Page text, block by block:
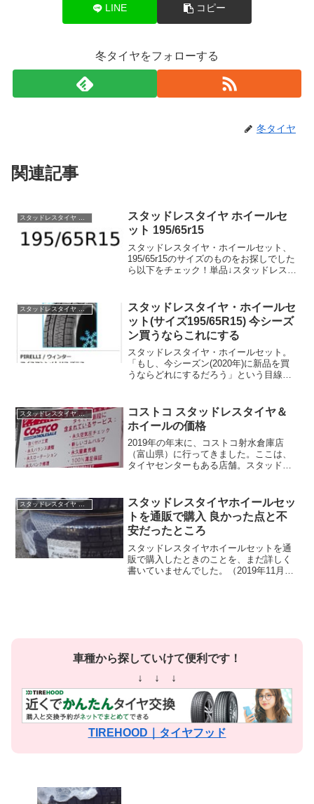
LINE コピー
冬タイヤをフォローする
冬タイヤ
関連記事
スタッドレスタイヤ ホイールセット 195/65r15
スタッドレスタイヤ ホイールセ
ット 195/65r15
スタッドレスタイヤ・ホイールセット、
195/65r15のサイズのものをお探しでした
ら以下をチェック！単品↓スタッドレスタ
ッドレスタイヤ ホイールセット ...
スタッドレスタイヤ ホイールセット 195/65r15
スタッドレスタイヤ・ホイールセ
ット(サイズ195/65R15) 今シーズ
ン買うならこれにする
スタッドレスタイヤ・ホイールセット。
「もし、今シーズン(2020年)に新品を買
うならどれにするだろう」という目線で
車種選択で、適合するスタッドレスタイ
ヤ・ホイール...
スタッドレスタイヤ ホイールセット 195/65r15
コストコ スタッドレスタイヤ＆
ホイールの価格
2019年の年末に、コストコ射水倉庫店
（富山県）に行ってきました。ここは、
タイヤセンターもある店舗。スタッドレ
に、コストコタイヤセンターでは、こう
いったものはタイヤ価格に含...
スタッドレスタイヤ ホイールセット 195/65r15
スタッドレスタイヤホイールセッ
トを通販で購入 良かった点と不
安だったところ
スタッドレスタイヤホイールセットを通
販で購入したときのことを、まだ詳しく
書いていませんでした。（2019年11月に
車種から探していけて便利です！
↓ ↓ ↓
TIREHOOD｜タイヤフッド